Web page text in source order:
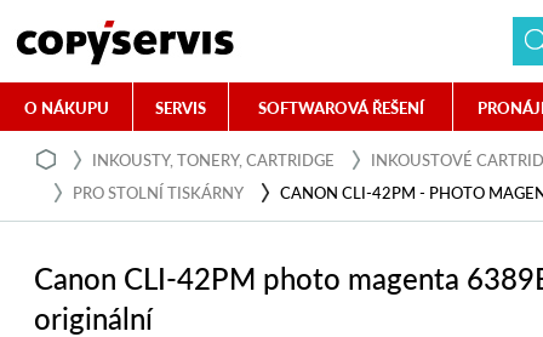
O NÁKUPU SERVIS SOFTWAROVÁ ŘEŠENÍ
INKOUSTY, TONERY, CARTRIDGE
INKOUSTOVÉ
PRO STOLNÍ TISKÁRNY
CANON CLI-42PM - PHOTO
Canon CLI-42PM photo magenta
originální